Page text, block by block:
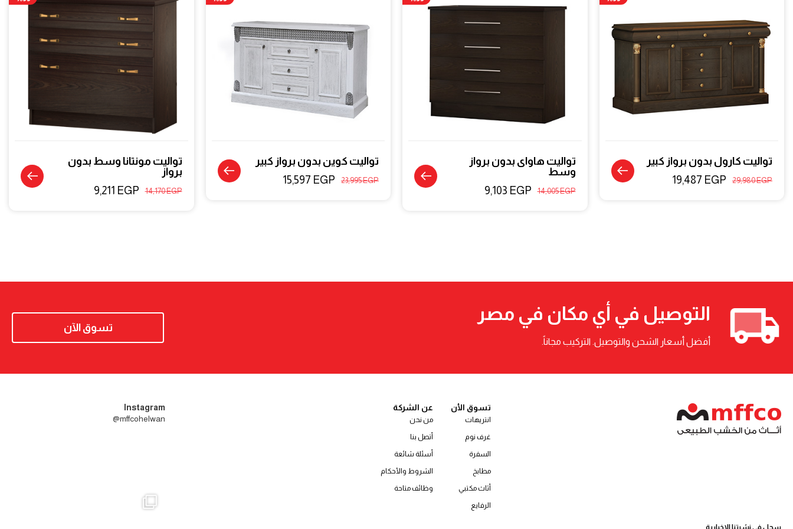
تواليت كارول بدون برواز كبير
29,980EGP
19,487 EGP
تواليت هاواى بدون برواز
وسط
14,005EGP
9,103 EGP
تواليت كوين بدون برواز كبير
23,995EGP
15,597 EGP
تواليت مونتانا وسط بدون
برواز
14,170EGP
9,211 EGP
التوصيل في أي مكان في مصر
أفضل أسعار الشحن والتوصيل. التركيب مجاناً.
تسوق الآن
تسوق الأن
انتريهات
غرف نوم
السفرة
مطابخ
أثاث مكتبي
الرفايع
عن الشركة
من نحن
أتصل بنا
أسئلة شائعة
الشروط والأحكام
وظائف متاحة
سجل في نشرتنا الإخبارية
Instagram
mffcohelwan@